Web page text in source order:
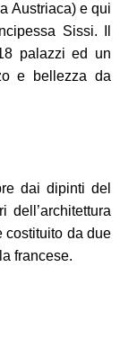
Austriaca) e qui
Sissi. Il
palazzi ed un
e bellezza da
dai dipinti del
dell’architettura
costituito da due
francese.